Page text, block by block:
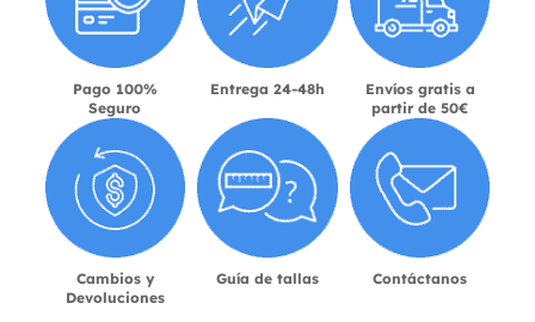
Pago 100%
Seguro
Entrega 24-48h
Envíos gratis a
partir de 50€
Cambios y
Devoluciones
Guía de tallas Contáctanos